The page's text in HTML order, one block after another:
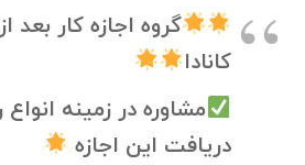
گروه اجازه کار بعد
کانادا
مشاوره در زمینه
دریافت این اجازه